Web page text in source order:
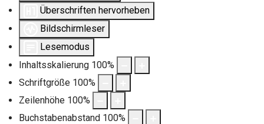
Überschriften hervorheben
Bildschirmleser
Lesemodus
Inhaltsskalierung 100%
Schriftgröße 100%
Zeilenhöhe 100%
Buchstabenabstand 100%